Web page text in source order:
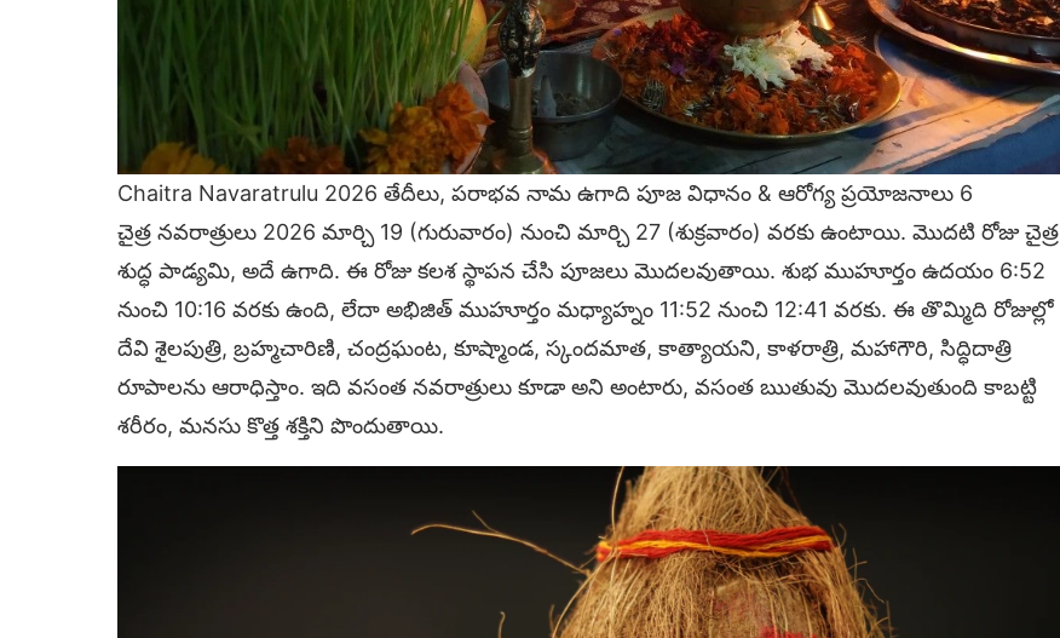
Chaitra Navaratrulu 2026 తేదీలు, పరాభవ నామ ఉగాది పూజ విధానం & ఆరోగ్య ప్రయోజనాలు 6
చైత్ర నవరాత్రులు 2026 మార్చి 19 (గురువారం) నుంచి మార్చి 27 (శుక్రవారం) వరకు ఉంటాయి. మొదటి రోజు చైత్ర
శుద్ధ పాడ్యమి, అదే ఉగాది. ఈ రోజు కలశ స్థాపన చేసి పూజలు మొదలవుతాయి. శుభ ముహూర్తం ఉదయం 6:52
నుంచి 10:16 వరకు ఉంది, లేదా అభిజిత్ ముహూర్తం మధ్యాహ్నం 11:52 నుంచి 12:41 వరకు. ఈ తొమ్మిది రోజుల్లో
దేవి శైలపుత్రి, బ్రహ్మచారిణి, చంద్రఘంట, కూష్మాండ, స్కందమాత, కాత్యాయని, కాళరాత్రి, మహాగౌరి, సిద్ధిదాత్రి
రూపాలను ఆరాధిస్తాం. ఇది వసంత నవరాత్రులు కూడా అని అంటారు, వసంత ఋతువు మొదలవుతుంది కాబట్టి
శరీరం, మనసు కొత్త శక్తిని పొందుతాయి.